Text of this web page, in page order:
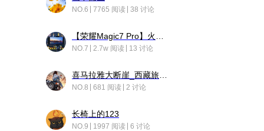
NO.6 7765 阅读 38 讨论
NO.7 2.7w 阅读 13 讨论
NO.8 681 阅读 2 讨论
长椅上的123
NO.9 1997 阅读 6 讨论